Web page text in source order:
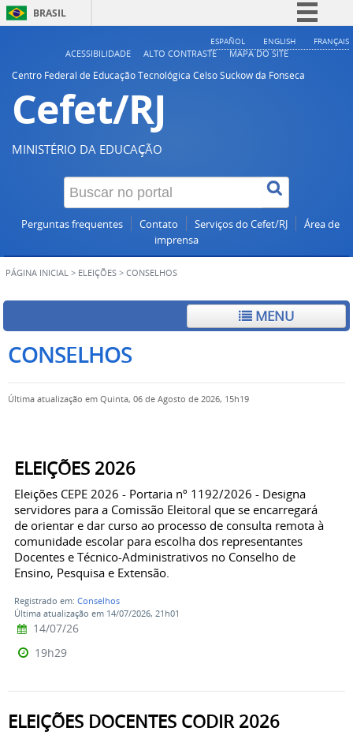
BRASIL
Simplifique!
ESPAÑOL ENGLISH FRANÇAIS
ACESSIBILIDADE ALTO CONTRASTE
MAPA DO SITE
Centro Federal de Educação Tecnológica Celso Suckow da Fonseca
Cefet/RJ
MINISTÉRIO DA EDUCAÇÃO
Perguntas frequentes Contato Serviços do Cefet/RJ
Área de
imprensa
PÁGINA INICIAL > ELEIÇÕES > CONSELHOS
MENU
CONSELHOS
Última atualização em Quinta, 06 de Agosto de 2026, 15h19
ELEIÇÕES 2026
Eleições CEPE 2026 - Portaria nº 1192/2026 - Designa
servidores para a Comissão Eleitoral que se encarregará
de orientar e dar curso ao processo de consulta remota à
comunidade escolar para escolha dos representantes
Docentes e Técnico-Administrativos no Conselho de
Ensino, Pesquisa e Extensão.
Registrado em: Conselhos
Última atualização em 14/07/2026, 21h01
14/07/26
19h29
ELEIÇÕES DOCENTES CODIR 2026